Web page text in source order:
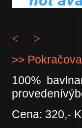
< >
>>
100%
Cena: 320,-